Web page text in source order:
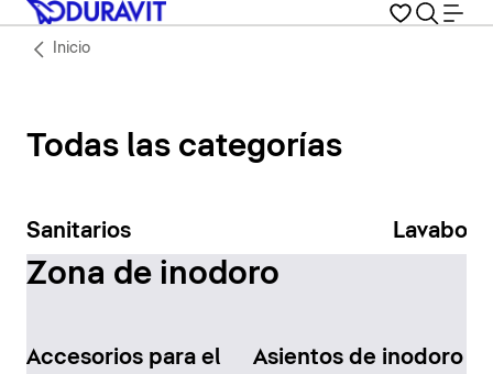
Inicio
Todas las categorías
Sanitarios Lavabos
Zona de inodoro
Accesorios para el
Asientos de inodoro